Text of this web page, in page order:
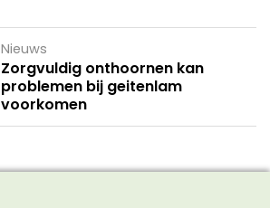
Nieuws
Zorgvuldig onthoornen kan
problemen bij geitenlam
voorkomen